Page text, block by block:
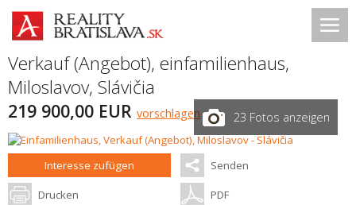
Verkauf (Angebot), einfamilienhaus,
Miloslavov, Slávičia
219 900,00 EUR vorschlagen 23 Fotos anzeigen
Interesse zufügen Senden
Drucken PDF